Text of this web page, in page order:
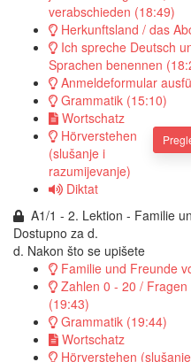
verabschieden (18:49)
Herkunftsland / das
Ich spreche Deutsch
Sprachen benennen
Anmeldeformular
Grammatik (15:10)
Wortschatz
Hörverstehen
(slušanje i
razumijevanje)
Diktat
A1/1 - 2. Lektion - Familie
Dostupno za d.
d. Nakon što se upišete
Familie und Freunde
Zahlen 0 - 20 / Fragen
(19:43)
Grammatik (19:44)
Wortschatz
Hörverstehen